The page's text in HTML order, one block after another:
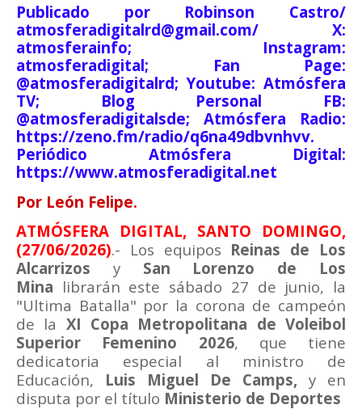
Publicado por Robinson Castro/
atmosferadigitalrd@gmail.com/ X:
atmosferainfo; Instagram:
atmosferadigital; Fan Page:
@atmosferadigitalrd; Youtube: Atmósfera
TV; Blog Personal FB:
@atmosferadigitalsde; Atmósfera Radio:
https://zeno.fm/radio/q6na49dbvnhvv.
Periódico Atmósfera Digital:
https://www.atmosferadigital.net
Por León Felipe.
ATMÓSFERA DIGITAL, SANTO DOMINGO,
(27/06/2026).- Los equipos Reinas de Los
Alcarrizos
y San Lorenzo de Los
Mina librarán este sábado 27 de junio, la
"Ultima Batalla" por la corona de campeón
de la XI Copa Metropolitana de Voleibol
Superior Femenino 2026, que tiene
dedicatoria especial al ministro de
Educación, Luis Miguel De Camps, y en
disputa por el título Ministerio de Deportes